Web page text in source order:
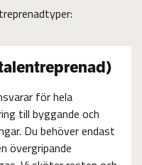
för hela
till byggande och
Du behöver endast
övergripande